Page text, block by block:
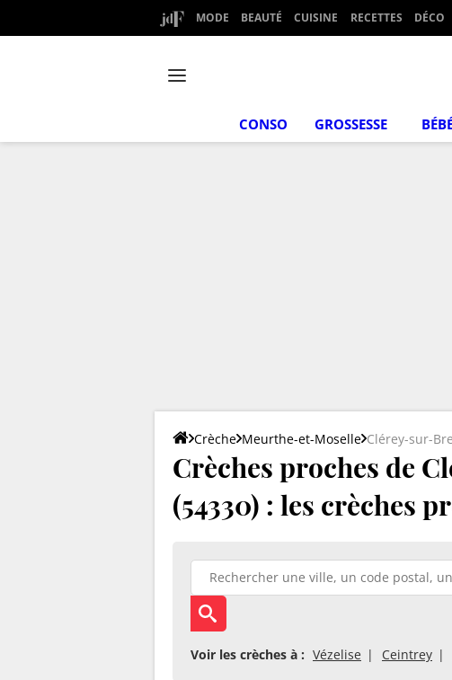
MODE BEAUTÉ CUISINE RECETTES DÉCO
CONSO GROSSESSE
Crèche Meurthe-et-Moselle Clérey-sur-
Crèches proches de
(54330) : les crèches
Voir les crèches à : Vézelise Ceintrey